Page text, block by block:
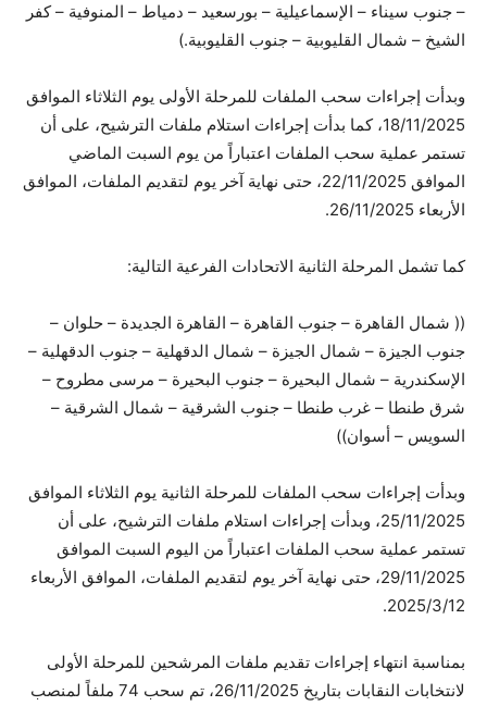
– جنوب سيناء – الإسماعيلية – بورسعيد – دمياط – المنوفية – كفر
الشيخ – شمال القليوبية – جنوب القليوبية.)
وبدأت إجراءات سحب الملفات للمرحلة الأولى يوم الثلاثاء الموافق
18/11/2025، كما بدأت إجراءات استلام ملفات الترشيح، على أن
تستمر عملية سحب الملفات اعتباراً من يوم السبت الماضي
الموافق 22/11/2025، حتى نهاية آخر يوم لتقديم الملفات، الموافق
الأربعاء 26/11/2025.
كما تشمل المرحلة الثانية الاتحادات الفرعية التالية:
(( شمال القاهرة – جنوب القاهرة – القاهرة الجديدة – حلوان –
جنوب الجيزة – شمال الجيزة – شمال الدقهلية – جنوب الدقهلية –
الإسكندرية – شمال البحيرة – جنوب البحيرة – مرسى مطروح –
شرق طنطا – غرب طنطا – جنوب الشرقية – شمال الشرقية –
السويس – أسوان))
وبدأت إجراءات سحب الملفات للمرحلة الثانية يوم الثلاثاء الموافق
25/11/2025، وبدأت إجراءات استلام ملفات الترشيح، على أن
تستمر عملية سحب الملفات اعتباراً من اليوم السبت الموافق
29/11/2025، حتى نهاية آخر يوم لتقديم الملفات، الموافق الأربعاء
2025/3/12.
بمناسبة انتهاء إجراءات تقديم ملفات المرشحين للمرحلة الأولى
لانتخابات النقابات بتاريخ 26/11/2025، تم سحب 74 ملفاً لمنصب